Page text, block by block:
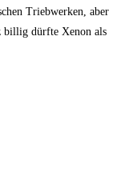
Triebwerken, aber
billig dürfte Xenon als